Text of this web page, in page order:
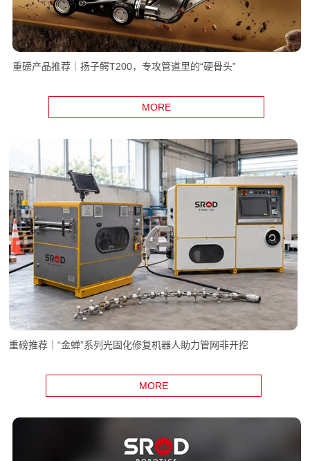
重磅产品推荐｜扬子鳄T200，专攻管道里的“硬骨头”
MORE
重磅推荐｜“金蝉”系列光固化修复机器人助力管网非开挖
MORE